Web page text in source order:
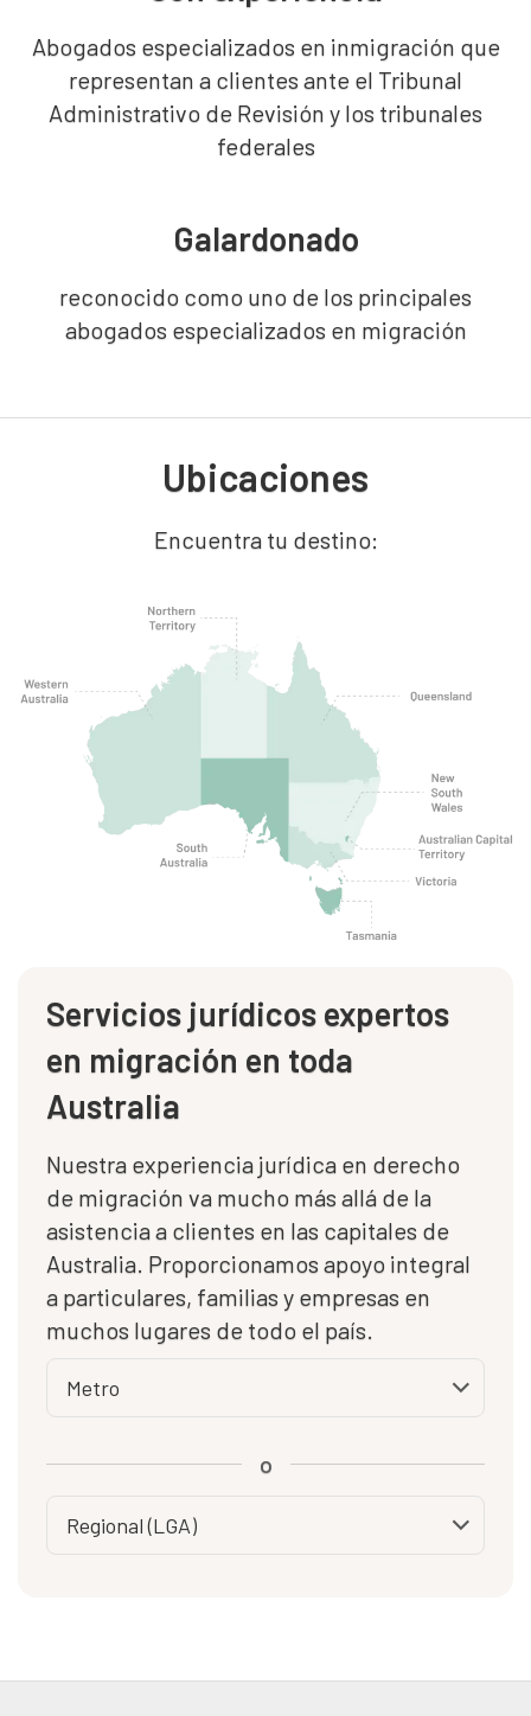
Abogados especializados en inmigración que
representan a clientes ante el Tribunal
Administrativo de Revisión y los tribunales
federales
Galardonado
reconocido como uno de los principales
abogados especializados en migración
Ubicaciones
Encuentra tu destino:
Servicios jurídicos expertos
en migración en toda
Australia
Nuestra experiencia jurídica en derecho
de migración va mucho más allá de la
asistencia a clientes en las capitales de
Australia. Proporcionamos apoyo integral
a particulares, familias y empresas en
muchos lugares de todo el país.
o